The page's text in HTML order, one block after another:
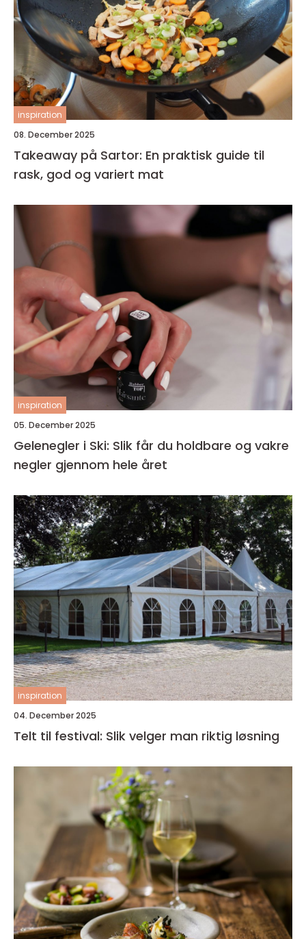
inspiration
08. December 2025
Takeaway på Sartor: En praktisk guide til
rask, god og variert mat
inspiration
05. December 2025
Gelenegler i Ski: Slik får du holdbare og vakre
negler gjennom hele året
inspiration
04. December 2025
Telt til festival: Slik velger man riktig løsning